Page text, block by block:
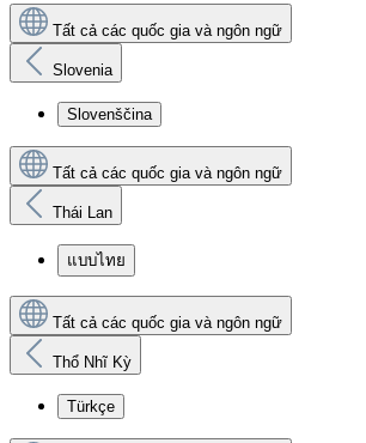
Tất cả các quốc gia và ngôn ngữ
Slovenia
Slovenščina
Tất cả các quốc gia và ngôn ngữ
Thái Lan
แบบไทย
Tất cả các quốc gia và ngôn ngữ
Thổ Nhĩ Kỳ
Türkçe